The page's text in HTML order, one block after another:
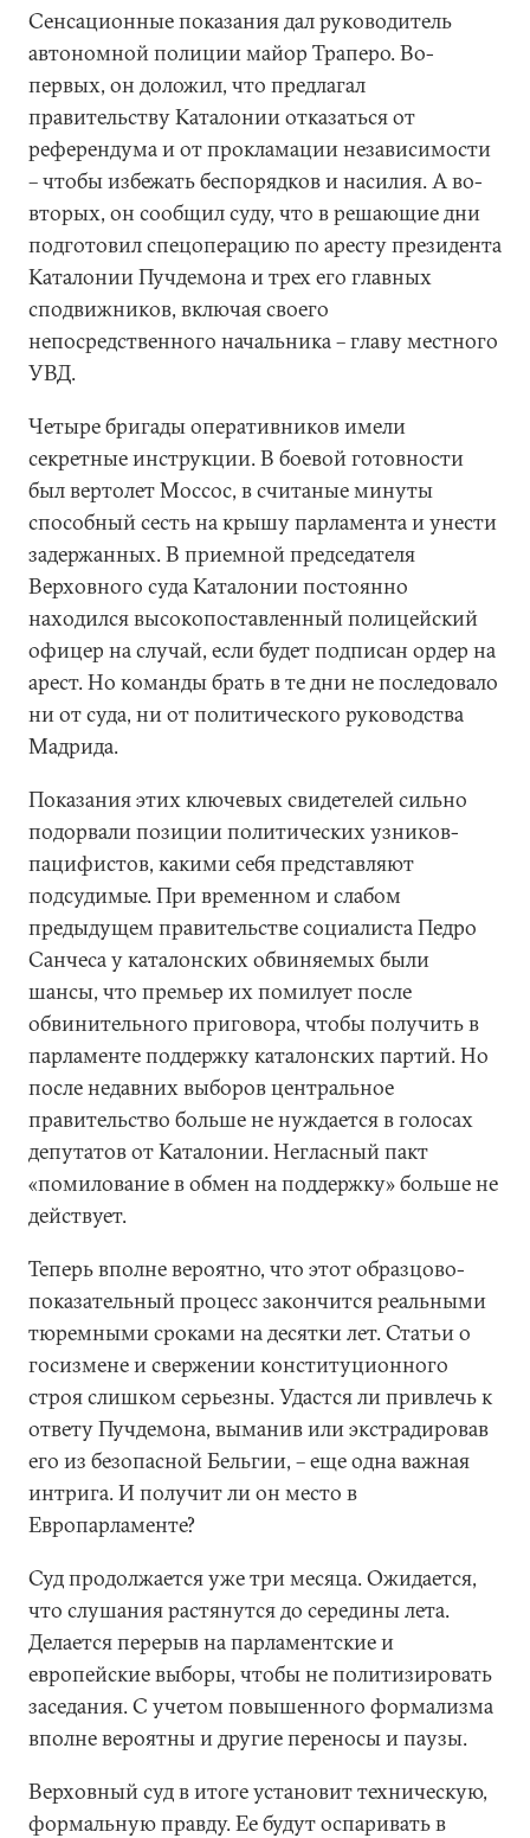
Сенсационные показания дал руководитель
автономной полиции майор Траперо. Во-
первых, он доложил, что предлагал
правительству Каталонии отказаться от
референдума и от прокламации независимости
– чтобы избежать беспорядков и насилия. А во-
вторых, он сообщил суду, что в решающие дни
подготовил спецоперацию по аресту президента
Каталонии Пучдемона и трех его главных
сподвижников, включая своего
непосредственного начальника – главу местного
УВД.
Четыре бригады оперативников имели
секретные инструкции. В боевой готовности
был вертолет Моссос, в считаные минуты
способный сесть на крышу парламента и унести
задержанных. В приемной председателя
Верховного суда Каталонии постоянно
находился высокопоставленный полицейский
офицер на случай, если будет подписан ордер на
арест. Но команды брать в те дни не последовало
ни от суда, ни от политического руководства
Мадрида.
Показания этих ключевых свидетелей сильно
подорвали позиции политических узников-
пацифистов, какими себя представляют
подсудимые. При временном и слабом
предыдущем правительстве социалиста Педро
Санчеса у каталонских обвиняемых были
шансы, что премьер их помилует после
обвинительного приговора, чтобы получить в
парламенте поддержку каталонских партий. Но
после недавних выборов центральное
правительство больше не нуждается в голосах
депутатов от Каталонии. Негласный пакт
«помилование в обмен на поддержку» больше не
действует.
Теперь вполне вероятно, что этот образцово-
показательный процесс закончится реальными
тюремными сроками на десятки лет. Статьи о
госизмене и свержении конституционного
строя слишком серьезны. Удастся ли привлечь к
ответу Пучдемона, выманив или экстрадировав
его из безопасной Бельгии, – еще одна важная
интрига. И получит ли он место в
Европарламенте?
Суд продолжается уже три месяца. Ожидается,
что слушания растянутся до середины лета.
Делается перерыв на парламентские и
европейские выборы, чтобы не политизировать
заседания. С учетом повышенного формализма
вполне вероятны и другие переносы и паузы.
Верховный суд в итоге установит техническую,
формальную правду. Ее будут оспаривать в